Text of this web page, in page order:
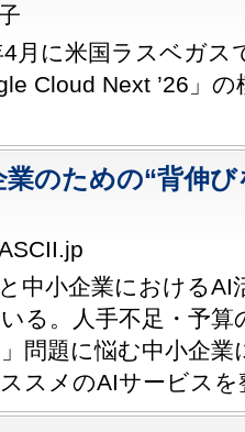
4月に米国ラスベガス
Cloud Next ’26」
業のための“背伸
中小企業におけるAI
る。人手不足・予算
問題に悩む中小企業
スメのAIサービスを